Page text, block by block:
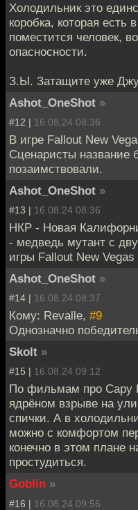
Холодильник это
коробка, которая
поместится человек,
опасносности.
З.Ы. Затащите уже
Ashot_OneShot »
#12 | 16.08.24 08:36
В игре Fallout New
Сценаристы название
позаимствовали.
Ashot_OneShot »
#13 | 16.08.24 08:36
НКР - Новая
- медведь мутант с
игры Fallout New Vegas
Ashot_OneShot »
#14 | 16.08.24 08:37
Кому: Revalle, #9
Однозначно
Skolt »
#15 | 16.08.24 09:12
По фильмам про Сару
ядрёном взрыве на
спички. А в
можно с комфортом
конечно в этом плане
простудиться.
Goblin »
#16 | 16.08.24 09:56